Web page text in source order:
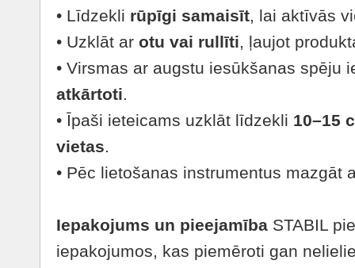
• Līdzekli rūpīgi samaisīt, lai aktīvās
• Uzklāt ar otu vai rullīti, ļaujot
• Virsmas ar augstu iesūkšanas spēju
atkārtoti.
• Īpaši ieteicams uzklāt līdzekli 10–15
vietas.
• Pēc lietošanas instrumentus mazgāt
Iepakojums un pieejamība STABIL
iepakojumos, kas piemēroti gan